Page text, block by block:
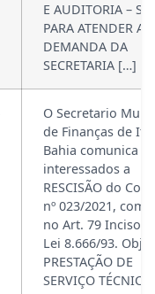
E AUDITORIA –
PARA ATENDER A
DEMANDA DA
SECRETARIA […]
O Secretario
de Finanças de
Bahia comunica
interessados a
RESCISÃO do
nº 023/2021, com
no Art. 79 Inciso
Lei 8.666/93.
PRESTAÇÃO DE
SERVIÇO TÉCNICO